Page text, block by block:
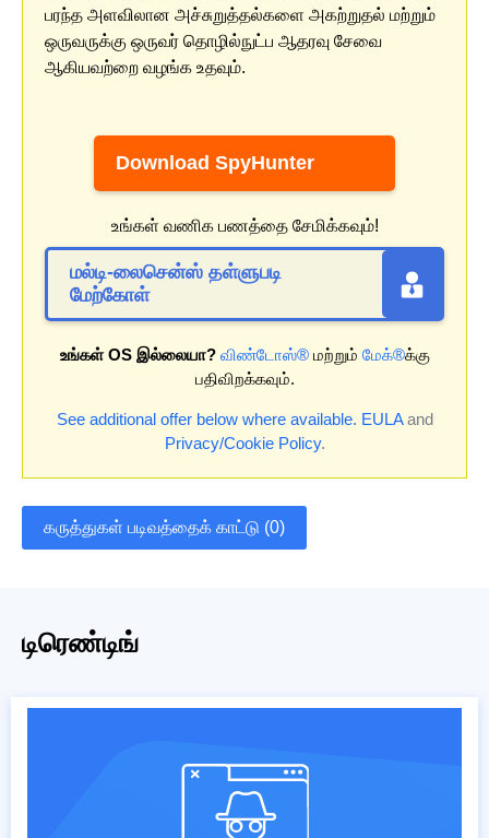
பரந்த அளவிலான அச்சுறுத்தல்களை அகற்றுதல் மற்றும்
ஒருவருக்கு ஒருவர் தொழில்நுட்ப ஆதரவு சேவை
ஆகியவற்றை வழங்க உதவும்.
Download SpyHunter
உங்கள் வணிக பணத்தை சேமிக்கவும்!
மல்டி-லைசென்ஸ் தள்ளுபடி
மேற்கோள்
உங்கள் OS இல்லையா? விண்டோஸ்®மற்றும் மேக்®க்கு
பதிவிறக்கவும்.
See additional offer below where available. EULAand
Privacy/Cookie Policy.
கருத்துகள் படிவத்தைக் காட்டு (0)
டிரெண்டிங்